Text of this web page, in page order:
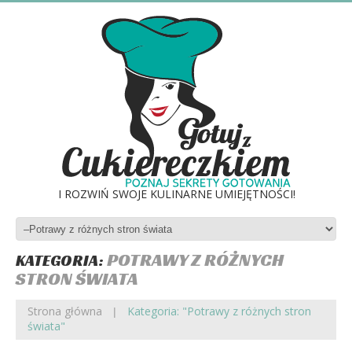
I ROZWIŃ SWOJE KULINARNE UMIEJĘTNOŚCI!
KATEGORIA:POTRAWY Z RÓŻNYCH
STRON ŚWIATA
Strona główna
Kategoria: "Potrawy z różnych stron
świata"